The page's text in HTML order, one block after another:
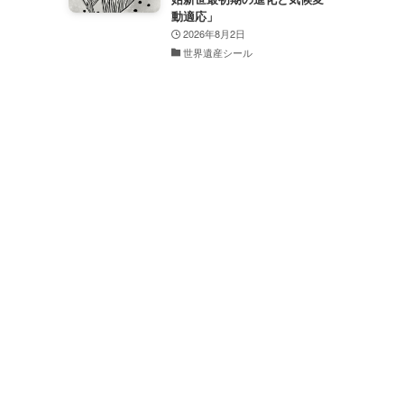
動適応」
2026年8月2日
世界遺産シール